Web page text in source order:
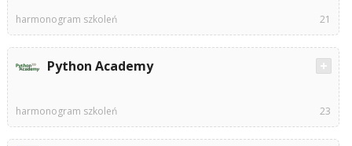
harmonogram szkoleń 21
Python Academy
harmonogram szkoleń 23